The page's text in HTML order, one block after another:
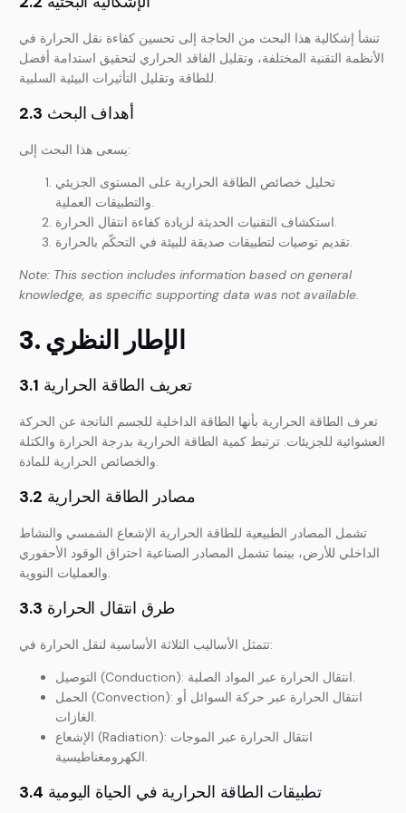
تنشأ إشكالية هذا البحث من الحاجة إلى تحسين كفاءة نقل الحرارة في
الأنظمة التقنية المختلفة، وتقليل الفاقد الحراري لتحقيق استدامة أفضل
للطاقة وتقليل التأثيرات البيئية السلبية.
2.3 أهداف البحث
يسعى هذا البحث إلى:
تحليل خصائص الطاقة الحرارية على المستوى الجزيئي
والتطبيقات العملية.
استكشاف التقنيات الحديثة لزيادة كفاءة انتقال الحرارة.
تقديم توصيات لتطبيقات صديقة للبيئة في التحكّم بالحرارة.
Note: This section includes information based on general
knowledge, as specific supporting data was not available.
3. الإطار النظري
3.1 تعريف الطاقة الحرارية
تعرف الطاقة الحرارية بأنها الطاقة الداخلية للجسم الناتجة عن الحركة
العشوائية للجزيئات. ترتبط كمية الطاقة الحرارية بدرجة الحرارة والكتلة
والخصائص الحرارية للمادة.
3.2 مصادر الطاقة الحرارية
تشمل المصادر الطبيعية للطاقة الحرارية الإشعاع الشمسي والنشاط
الداخلي للأرض، بينما تشمل المصادر الصناعية احتراق الوقود الأحفوري
والعمليات النووية.
3.3 طرق انتقال الحرارة
تتمثل الأساليب الثلاثة الأساسية لنقل الحرارة في:
التوصيل (Conduction): انتقال الحرارة عبر المواد الصلبة.
الحمل (Convection): انتقال الحرارة عبر حركة السوائل أو
الغازات.
الإشعاع (Radiation): انتقال الحرارة عبر الموجات
الكهرومغناطيسية.
3.4 تطبيقات الطاقة الحرارية في الحياة اليومية